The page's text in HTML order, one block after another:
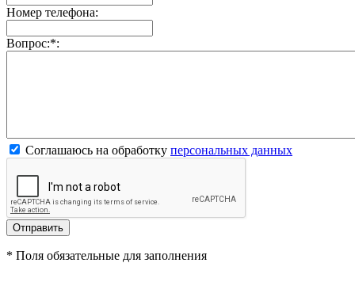
Номер телефона:
Вопрос:*:
Соглашаюсь на обработку персональных данных
* Поля обязательные для заполнения